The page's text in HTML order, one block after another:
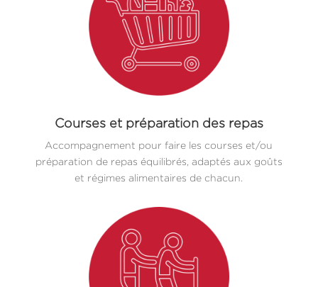
Courses et préparation des repas
Accompagnement pour faire les courses et/ou
préparation de repas équilibrés, adaptés aux goûts
et régimes alimentaires de chacun.